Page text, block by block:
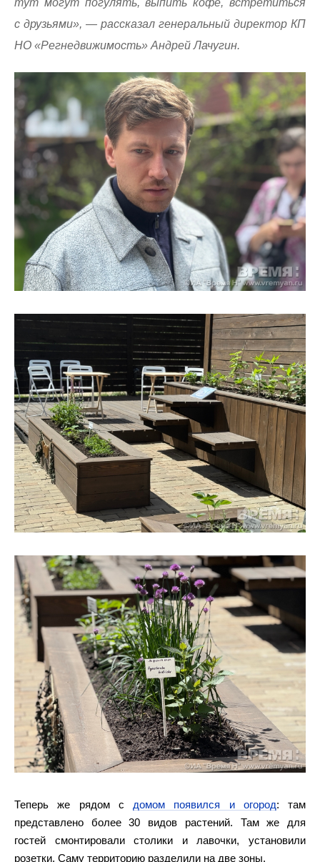
с друзьями», — рассказал генеральный директор КП
НО «Регнедвижимость» Андрей Лачугин.
Теперь же рядом с домом появился и огород: там
представлено более 30 видов растений. Там же для
гостей смонтировали столики и лавочки, установили
розетки. Саму территорию разделили на две зоны.